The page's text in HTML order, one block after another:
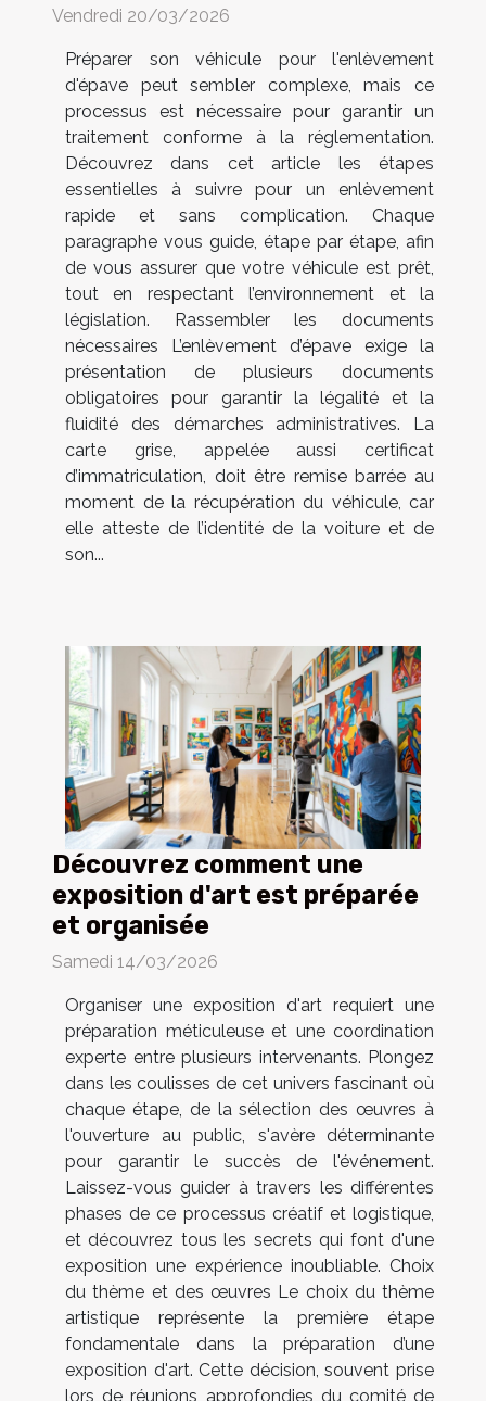
Vendredi 20/03/2026
Préparer son véhicule pour l'enlèvement
d'épave peut sembler complexe, mais ce
processus est nécessaire pour garantir un
traitement conforme à la réglementation.
Découvrez dans cet article les étapes
essentielles à suivre pour un enlèvement
rapide et sans complication. Chaque
paragraphe vous guide, étape par étape, afin
de vous assurer que votre véhicule est prêt,
tout en respectant l’environnement et la
législation. Rassembler les documents
nécessaires L’enlèvement d’épave exige la
présentation de plusieurs documents
obligatoires pour garantir la légalité et la
fluidité des démarches administratives. La
carte grise, appelée aussi certificat
d’immatriculation, doit être remise barrée au
moment de la récupération du véhicule, car
elle atteste de l’identité de la voiture et de
son...
Découvrez comment une
exposition d'art est préparée
et organisée
Samedi 14/03/2026
Organiser une exposition d'art requiert une
préparation méticuleuse et une coordination
experte entre plusieurs intervenants. Plongez
dans les coulisses de cet univers fascinant où
chaque étape, de la sélection des œuvres à
l'ouverture au public, s'avère déterminante
pour garantir le succès de l'événement.
Laissez-vous guider à travers les différentes
phases de ce processus créatif et logistique,
et découvrez tous les secrets qui font d'une
exposition une expérience inoubliable. Choix
du thème et des œuvres Le choix du thème
artistique représente la première étape
fondamentale dans la préparation d’une
exposition d'art. Cette décision, souvent prise
lors de réunions approfondies du comité de